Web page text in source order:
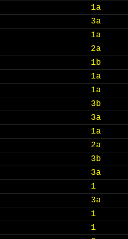
1a
3a
1a
2a
1b
1a
1a
3b
3a
1a
2a
3b
3a
1
3a
1
1